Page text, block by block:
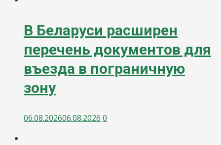
В Беларуси расширен
перечень документов для
въезда в пограничную
зону
06.08.202606.08.2026 0